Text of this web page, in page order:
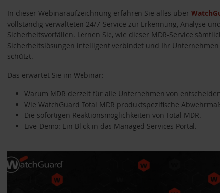
In dieser Webinaraufzeichnung erfahren Sie alles über
vollständig verwalteten 24/7-Service zur Erkennung, Analyse
Sicherheitsvorfällen. Lernen Sie, wie dieser MDR-Service
Sicherheitslösungen intelligent verbindet und Ihr
schützt.
Das erwartet Sie im Webinar:
Warum MDR derzeit für alle Unternehmen von
Wie WatchGuard Total MDR produktspezifische
Die sofortigen Reaktionsmöglichkeiten von Total MDR.
Live-Demo: Ein Blick in das Managed Services Portal.
Video-
Player